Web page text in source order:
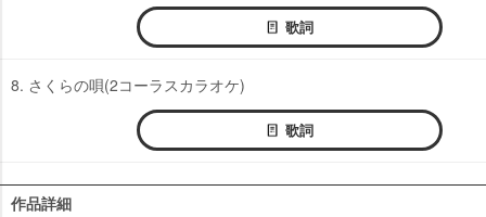
歌詞
8. さくらの唄(2コーラスカラオケ)
歌詞
作品詳細